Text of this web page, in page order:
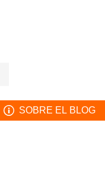
SOBRE EL BLOG